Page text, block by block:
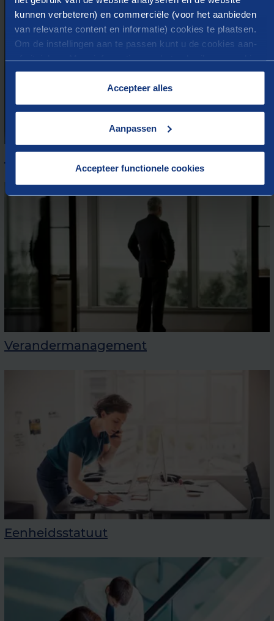
kunnen verbeteren) en commerciële (voor het aanbieden
van relevante content en informatie) cookies te plaatsen.
Om de instellingen aan te passen kunt u de cookies aan-
op onze website treft u in onze “Cookieverklaring”.
Accepteer alles
Aanpassen
Accepteer functionele cookies
Verandermanagement
Eenheidsstatuut